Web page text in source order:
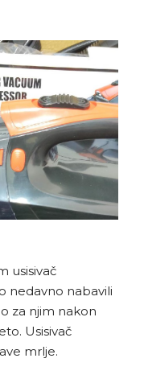
usisivač
nedavno nabavili
za njim nakon
Usisivač
mrlje.